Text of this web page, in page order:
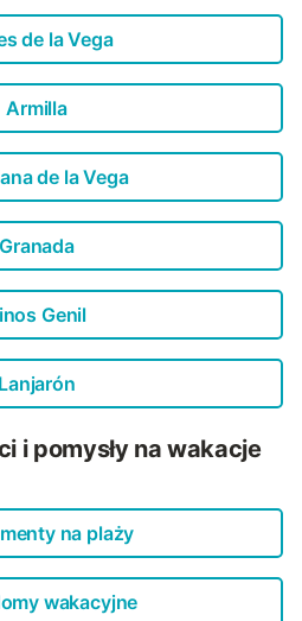
de la Vega
Armilla
de la Vega
Granada
Genil
Lanjarón
i pomysły na wakacje
na plaży
wakacyjne